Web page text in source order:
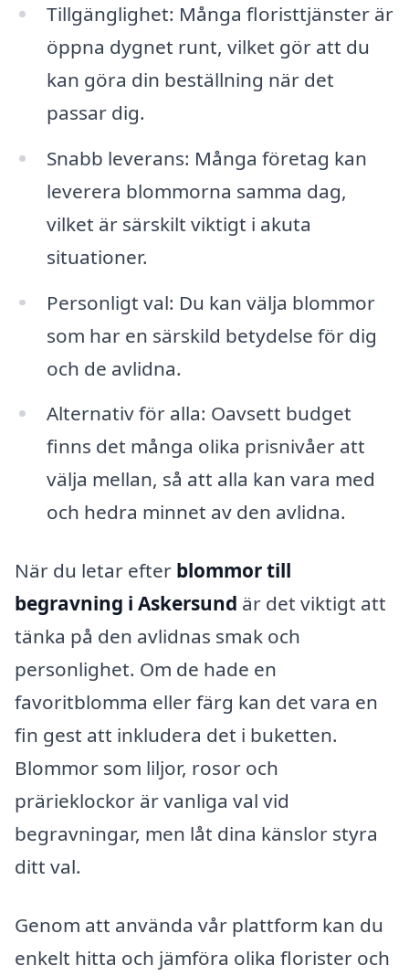
Tillgänglighet: Många floristtjänster är
öppna dygnet runt, vilket gör att du
kan göra din beställning när det
passar dig.
Snabb leverans: Många företag kan
leverera blommorna samma dag,
vilket är särskilt viktigt i akuta
situationer.
Personligt val: Du kan välja blommor
som har en särskild betydelse för dig
och de avlidna.
Alternativ för alla: Oavsett budget
finns det många olika prisnivåer att
välja mellan, så att alla kan vara med
och hedra minnet av den avlidna.
När du letar efter blommor till
begravning i Askersund är det viktigt att
tänka på den avlidnas smak och
personlighet. Om de hade en
favoritblomma eller färg kan det vara en
fin gest att inkludera det i buketten.
Blommor som liljor, rosor och
prärieklockor är vanliga val vid
begravningar, men låt dina känslor styra
ditt val.
Genom att använda vår plattform kan du
enkelt hitta och jämföra olika florister och